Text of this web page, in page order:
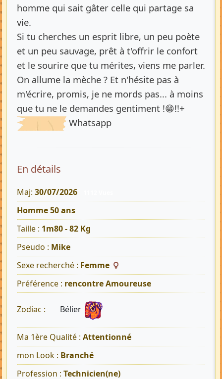
homme qui sait gâter celle qui partage sa
vie.
Si tu cherches un esprit libre, un peu poète
et un peu sauvage, prêt à t'offrir le confort
et le sourire que tu mérites, viens me parler.
On allume la mèche ? Et n'hésite pas à
m'écrire, promis, je ne mords pas... à moins
que tu ne le demandes gentiment !😁!!+
Whatsapp
En détails
Maj: 30/07/2026
Homme 50 ans
Taille : 1m80 - 82 Kg
Pseudo : Mike
Sexe recherché : Femme
Préférence : rencontre Amoureuse
Zodiac : Bélier
Ma 1ère Qualité : Attentionné
mon Look : Branché
Profession : Technicien(ne)